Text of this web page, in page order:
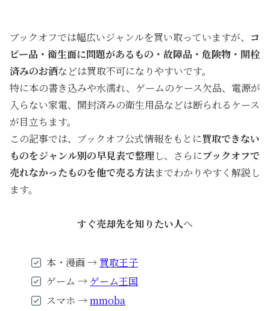
ブックオフでは幅広いジャンルを買い取っていますが、 コ
ピー品・衛生面に問題があるもの・故障品・危険物・開栓
済みのお酒などは買取不可になりやすいです。
特に本の書き込みや水濡れ、ゲームのケース欠品、電源が
入らない家電、開封済みの衛生用品などは断られるケース
が目立ちます。
この記事では、ブックオフ公式情報をもとに買取できない
ものをジャンル別の早見表で整理し、さらにブックオフで
売れなかったものを他で売る方法までわかりやすく解説し
ます。
すぐ売却先を知りたい人へ
本・漫画 → 買取王子
ゲーム → ゲーム王国
スマホ →mmoba